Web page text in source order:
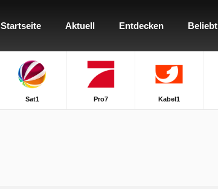
Startseite Aktuell Entdecken Beliebt
Sat1 Pro7 Kabel1